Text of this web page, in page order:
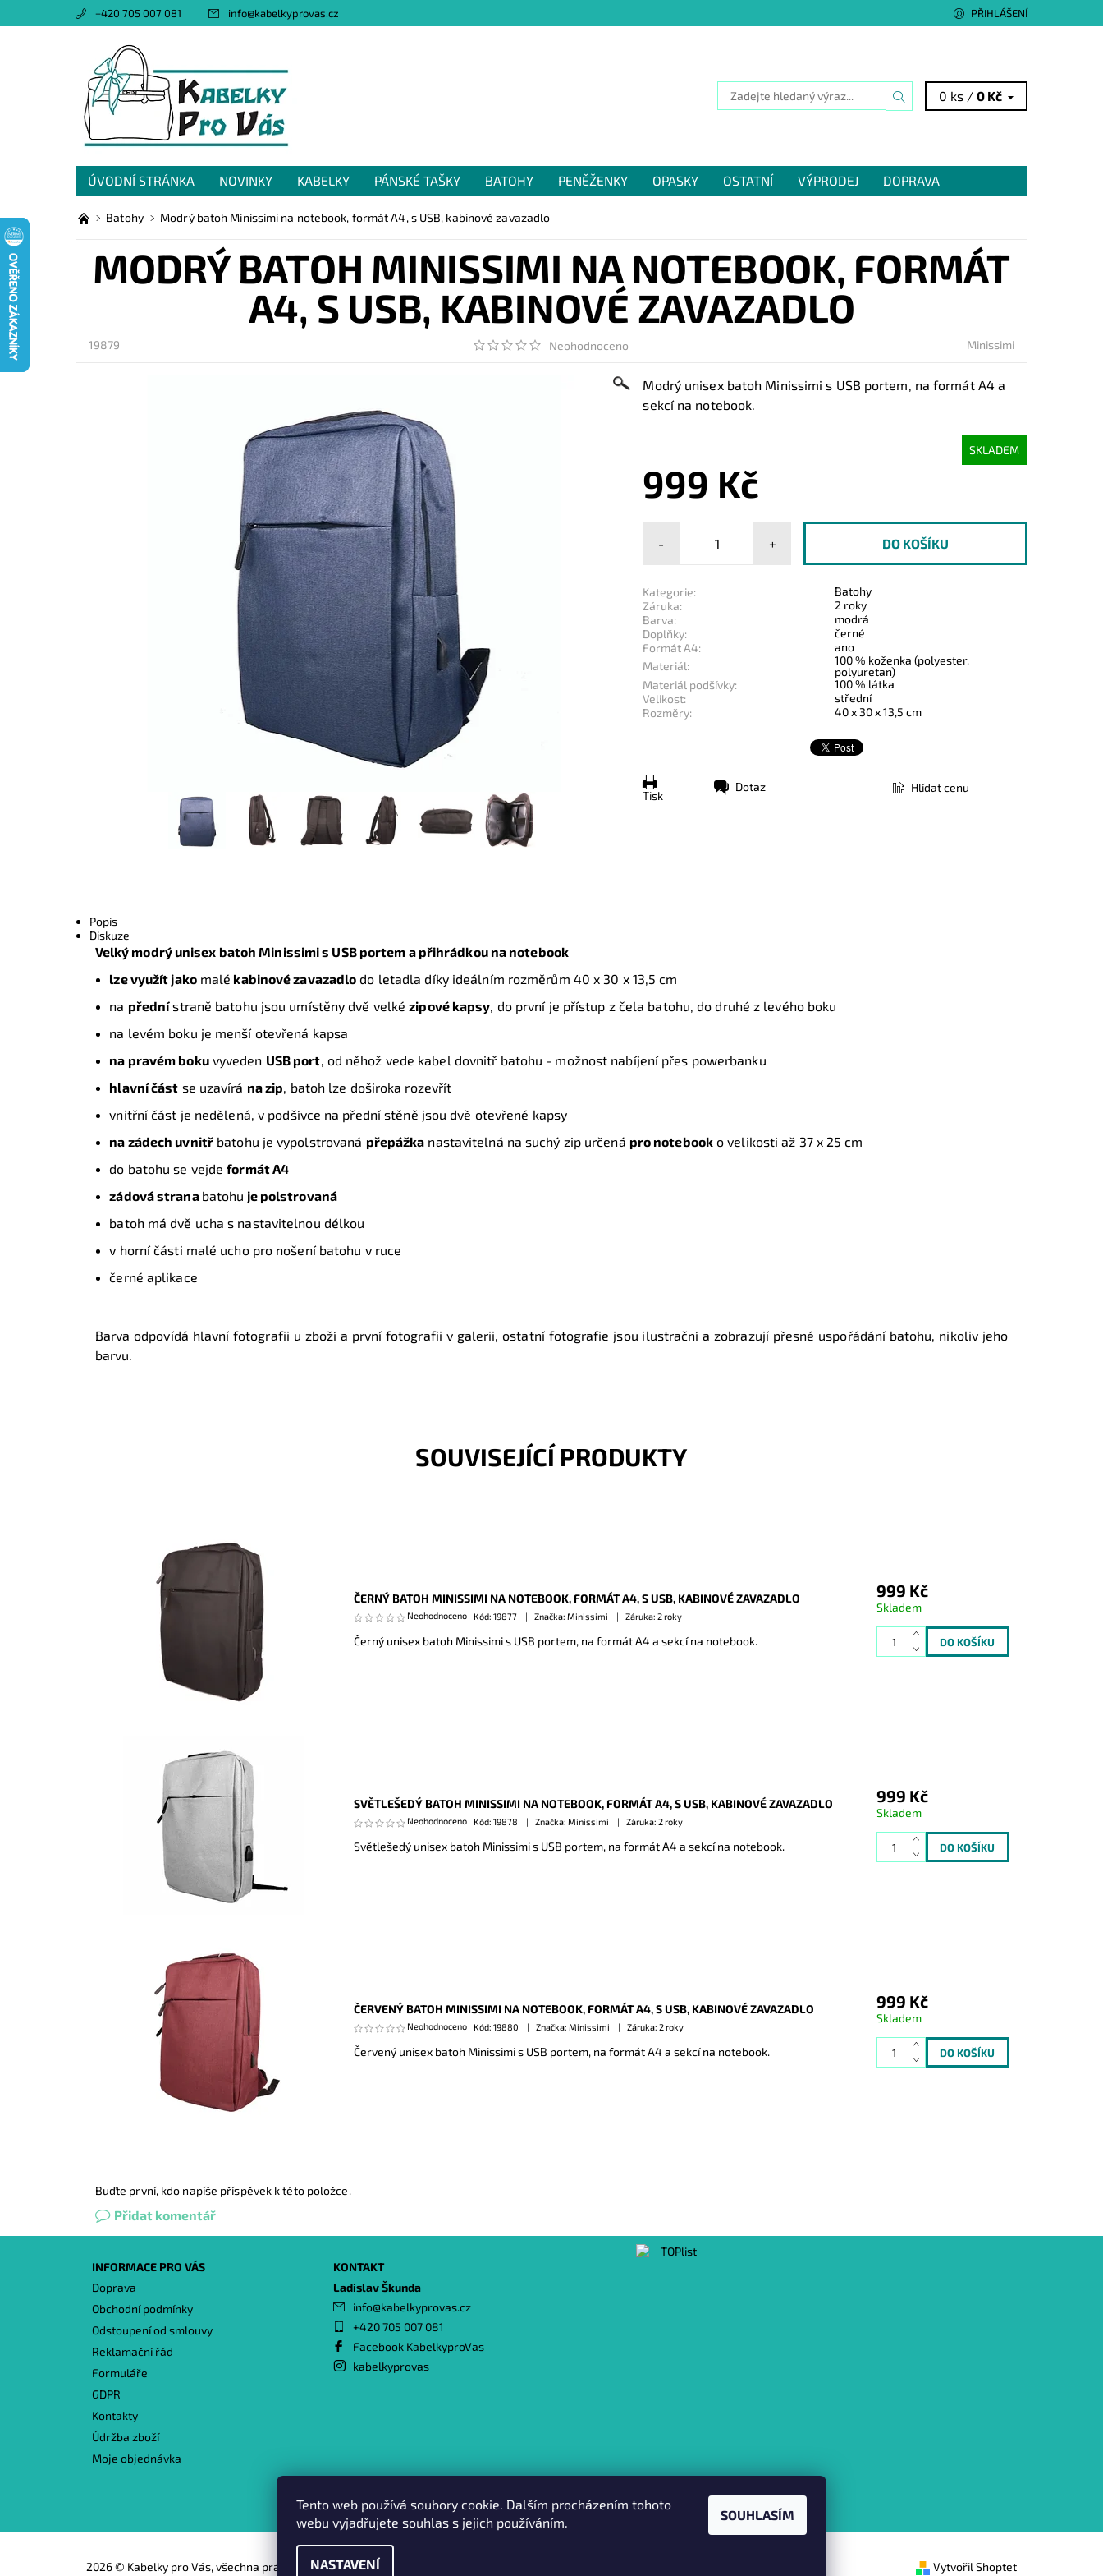
+420 705 007 081 info@kabelkyprovas.cz PŘIHLÁŠENÍ
0 ks /0 Kč
ÚVODNÍ STRÁNKA NOVINKY KABELKY PÁNSKÉ TAŠKY BATOHY PENĚŽENKY OPASKY OSTATNÍ VÝPRODEJ
DOPRAVA
OBCHODNÍ PODMÍNKY
GDPR NAPIŠTE NÁM
Batohy Modrý batoh Minissimi na notebook, formát A4, s USB, kabinové zavazadlo
MODRÝ BATOH MINISSIMI NA NOTEBOOK, FORMÁT
A4, S USB, KABINOVÉ ZAVAZADLO
19879 Neohodnoceno Minissimi
Modrý unisex batoh Minissimi s USB portem, na formát A4 a
sekcí na notebook.
SKLADEM
999 Kč
- +
Kategorie:
Batohy
Záruka:
2 roky
Barva:
modrá
Doplňky:
černé
Formát A4:
ano
Materiál:
100 % koženka (polyester,
polyuretan)
Materiál podšívky:
100 % látka
Velikost:
střední
Rozměry:
40 x 30 x 13,5 cm
Tisk
Dotaz Hlídat cenu
Popis
Diskuze
Velký modrý unisex batoh Minissimi s USB portem a přihrádkou na notebook
lze využít jakomalé kabinové zavazadlo do letadla díky ideálním rozměrům 40 x 30 x 13,5 cm
na přednístraně batohu jsou umístěny dvě velkézipové kapsy, do první je přístup z čela batohu, do druhé z levého boku
na levém boku je menší otevřená kapsa
na pravém bokuvyveden USB port, od něhož vede kabel dovnitř batohu - možnost nabíjení přes powerbanku
hlavní část se uzavírá na zip, batoh lze doširoka rozevřít
vnitřní část je nedělená, v podšívce na přední stěně jsou dvě otevřené kapsy
na zádech uvnitř batohu je vypolstrovaná přepážka nastavitelná na suchý zip určená pro notebooko velikosti až 37 x 25 cm
do batohu se vejdeformát A4
zádová strana batohu je polstrovaná
batoh má dvě ucha s nastavitelnou délkou
v horní části malé ucho pro nošení batohu v ruce
černé aplikace
Barva odpovídá hlavní fotografii u zboží a první fotografii v galerii, ostatní fotografie jsou ilustrační a zobrazují přesné uspořádání batohu, nikoliv jeho
barvu.
SOUVISEJÍCÍ PRODUKTY
ČERNÝ BATOH MINISSIMI NA NOTEBOOK, FORMÁT A4, S USB, KABINOVÉ ZAVAZADLO
Neohodnoceno Kód: 19877 Značka: Minissimi Záruka: 2 roky
Černý unisex batoh Minissimi s USB portem, na formát A4 a sekcí na notebook.
999 Kč
Skladem
SVĚTLEŠEDÝ BATOH MINISSIMI NA NOTEBOOK, FORMÁT A4, S USB, KABINOVÉ ZAVAZADLO
Neohodnoceno Kód: 19878 Značka: Minissimi Záruka: 2 roky
Světlešedý unisex batoh Minissimi s USB portem, na formát A4 a sekcí na notebook.
999 Kč
Skladem
ČERVENÝ BATOH MINISSIMI NA NOTEBOOK, FORMÁT A4, S USB, KABINOVÉ ZAVAZADLO
Neohodnoceno Kód: 19880 Značka: Minissimi Záruka: 2 roky
Červený unisex batoh Minissimi s USB portem, na formát A4 a sekcí na notebook.
999 Kč
Skladem
Buďte první, kdo napíše příspěvek k této položce.
Přidat komentář
INFORMACE PRO VÁS
Doprava
Obchodní podmínky
Odstoupení od smlouvy
Reklamační řád
Formuláře
GDPR
Kontakty
Údržba zboží
Moje objednávka
KONTAKT
Ladislav Škunda
info@kabelkyprovas.cz
+420 705 007 081
Facebook KabelkyproVas
kabelkyprovas
Heureka.cz | Zboží.cz | Oázakabelek
2026 © Kabelky pro Vás, všechna práva vyhrazena Vytvořil Shoptet
Tento web používá soubory cookie. Dalším procházením tohoto
webu vyjadřujete souhlas s jejich používáním.
NASTAVENÍ
SOUHLASÍM